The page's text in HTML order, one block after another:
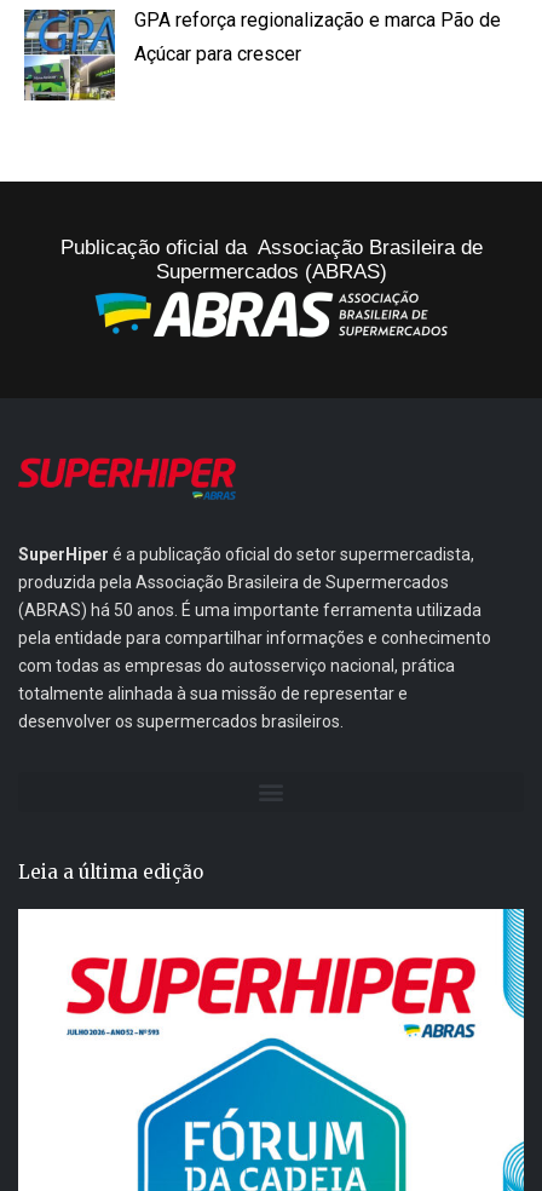
GPA reforça regionalização e marca Pão de
Açúcar para crescer
Publicação oficial da Associação Brasileira de
Supermercados (ABRAS)
SuperHiper é a publicação oficial do setor supermercadista,
produzida pela Associação Brasileira de Supermercados
(ABRAS) há 50 anos. É uma importante ferramenta utilizada
pela entidade para compartilhar informações e conhecimento
com todas as empresas do autosserviço nacional, prática
totalmente alinhada à sua missão de representar e
desenvolver os supermercados brasileiros.
Leia a última edição